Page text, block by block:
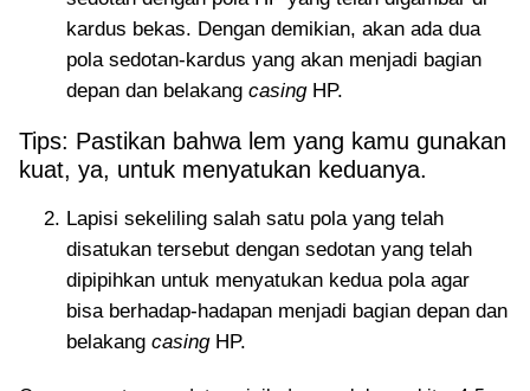
kardus bekas. Dengan demikian, akan ada dua
pola sedotan-kardus yang akan menjadi bagian
depan dan belakang casingHP.
Tips: Pastikan bahwa lem yang kamu gunakan
kuat, ya, untuk menyatukan keduanya.
Lapisi sekeliling salah satu pola yang telah
disatukan tersebut dengan sedotan yang telah
dipipihkan untuk menyatukan kedua pola agar
bisa berhadap-hadapan menjadi bagian depan dan
belakang casingHP.